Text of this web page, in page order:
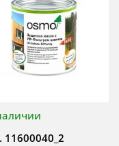
11600040_2